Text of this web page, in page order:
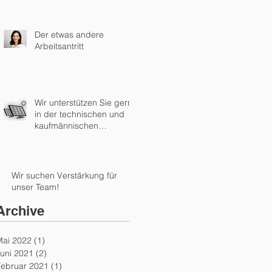
Der etwas andere
Arbeitsantritt
Wir unterstützen Sie gern
in der technischen und
kaufmännischen
Wir suchen Verstärkung für
unser Team!
2022 (1)
2021 (2)
2021 (1)